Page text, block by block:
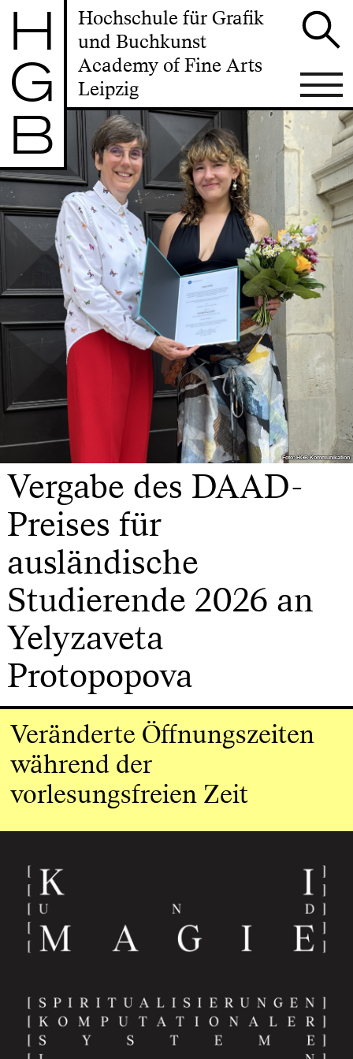
H
G
B
Hochschule für Grafik
und Buchkunst
Academy of Fine Arts
Leipzig
Foto: HGB Kommunikation
Foto: HGB Kommunikation
Vergabe des DAAD-
Preises für
ausländische
Studierende 2026 an
Yelyzaveta
Protopopova
Veränderte Öffnungszeiten
während der
vorlesungsfreien Zeit